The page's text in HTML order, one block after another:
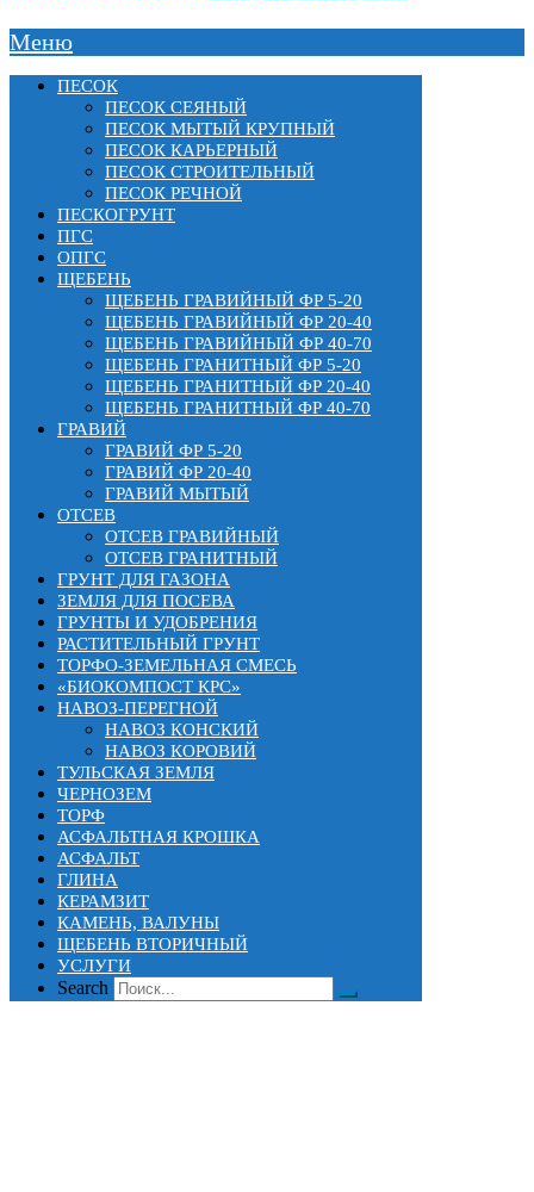
Меню
ПЕСОК
ПЕСОК СЕЯНЫЙ
ПЕСОК МЫТЫЙ КРУПНЫЙ
ПЕСОК КАРЬЕРНЫЙ
ПЕСОК СТРОИТЕЛЬНЫЙ
ПЕСОК РЕЧНОЙ
ПЕСКОГРУНТ
ПГС
ОПГС
ЩЕБЕНЬ
ЩЕБЕНЬ ГРАВИЙНЫЙ ФР 5-20
ЩЕБЕНЬ ГРАВИЙНЫЙ ФР 20-40
ЩЕБЕНЬ ГРАВИЙНЫЙ ФР 40-70
ЩЕБЕНЬ ГРАНИТНЫЙ ФР 5-20
ЩЕБЕНЬ ГРАНИТНЫЙ ФР 20-40
ЩЕБЕНЬ ГРАНИТНЫЙ ФР 40-70
ГРАВИЙ
ГРАВИЙ ФР 5-20
ГРАВИЙ ФР 20-40
ГРАВИЙ МЫТЫЙ
ОТСЕВ
ОТСЕВ ГРАВИЙНЫЙ
ОТСЕВ ГРАНИТНЫЙ
ГРУНТ ДЛЯ ГАЗОНА
ЗЕМЛЯ ДЛЯ ПОСЕВА
ГРУНТЫ И УДОБРЕНИЯ
РАСТИТЕЛЬНЫЙ ГРУНТ
ТОРФО-ЗЕМЕЛЬНАЯ СМЕСЬ
«БИОКОМПОСТ КРС»
НАВОЗ-ПЕРЕГНОЙ
НАВОЗ КОНСКИЙ
НАВОЗ КОРОВИЙ
ТУЛЬСКАЯ ЗЕМЛЯ
ЧЕРНОЗЕМ
ТОРФ
АСФАЛЬТНАЯ КРОШКА
АСФАЛЬТ
ГЛИНА
КЕРАМЗИТ
КАМЕНЬ, ВАЛУНЫ
ЩЕБЕНЬ ВТОРИЧНЫЙ
УСЛУГИ
Search